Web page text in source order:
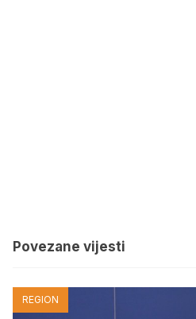
Povezane vijesti
REGION